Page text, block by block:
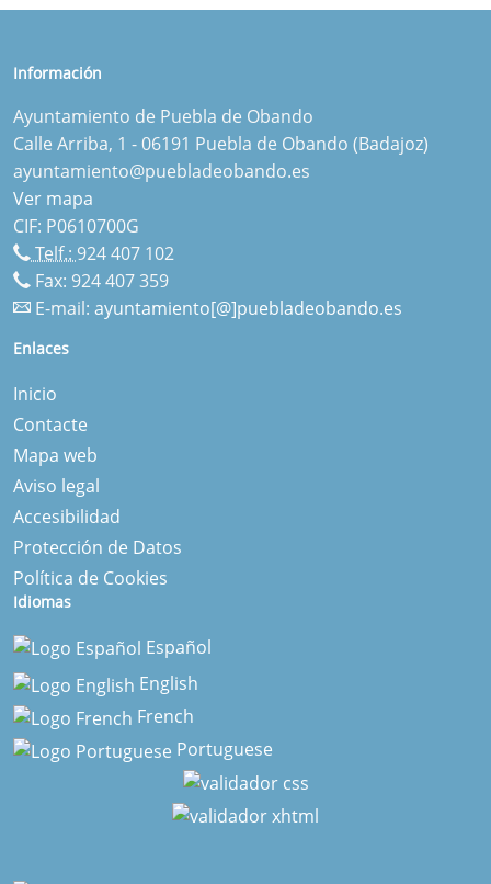
Información
Ayuntamiento de Puebla de Obando
Calle Arriba, 1 - 06191 Puebla de Obando (Badajoz)
ayuntamiento@puebladeobando.es
Ver mapa
CIF: P0610700G
Telf.: 924 407 102
Fax: 924 407 359
E-mail: ayuntamiento[@]puebladeobando.es
Enlaces
Inicio
Contacte
Mapa web
Aviso legal
Accesibilidad
Protección de Datos
Política de Cookies
Idiomas
Español
English
French
Portuguese